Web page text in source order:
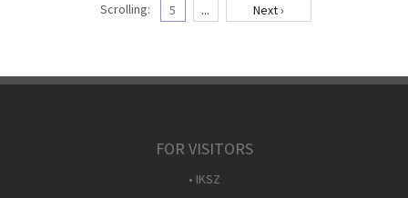
Scrolling: 5 ... Next ›
FOR VISITORS
• IKSZ